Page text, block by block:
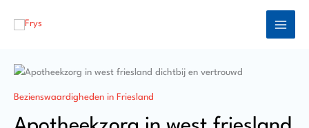
Bezienswaardigheden in Friesland